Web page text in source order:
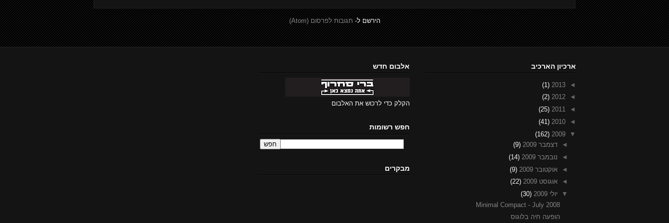
הירשם ל-תגובות לפרסום (Atom)
ארכיון הארכיב
◄
2013
(1)
◄
2012
(2)
◄
2011
(25)
◄
2010
(41)
▼
2009
(162)
◄ דצמבר 2009
(9)
◄ נובמבר 2009
(14)
◄ אוקטובר 2009
(9)
◄ אוגוסט 2009
(22)
▼ יולי 2009
(30)
Minimal Compact - July 2008
הופעה חיה בלוגוס
אלבום חדש
הקלק כדי לרכוש את האלבום
חפש רשומות
מבקרים